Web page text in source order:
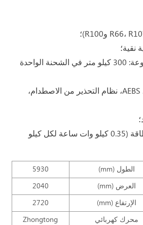
نقية؛
أقصى مسافة مقطوعة: 300 كيلو متر في الشحنة الواحدة
تعتمد نظام الفرامل AEBS، نظام التحذير من الاصطدام،
استهلاك منخض للطاقة (0.35 كيلو وات ساعة لكل كيلو
الطول (mm)
5930
العرض (mm)
2040
الإرتفاع (mm)
2720
محرك كهربائي
Zhongtong